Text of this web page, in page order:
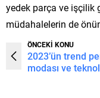
yedek parça ve işçilik
müdahalelerin de
ÖNCEKİ KONU
2023’ün trend
modası ve